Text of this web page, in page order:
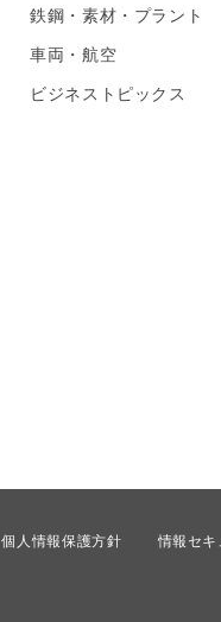
鉄鋼・素材・プラント
車両・航空
ビジネストピックス
個人情報保護方針 情報セ